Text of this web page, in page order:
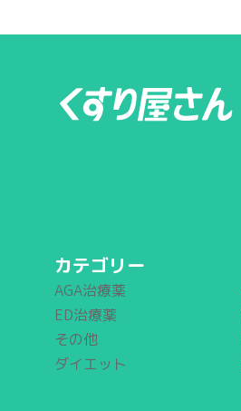
カテゴリー
AGA治療薬
ED治療薬
その他
ダイエット